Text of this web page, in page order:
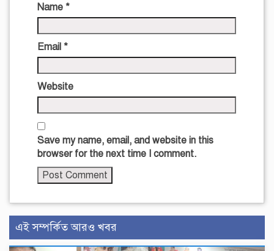
Name *
Email *
Website
Save my name, email, and website in this
browser for the next time I comment.
এই সম্পর্কিত আরও খবর